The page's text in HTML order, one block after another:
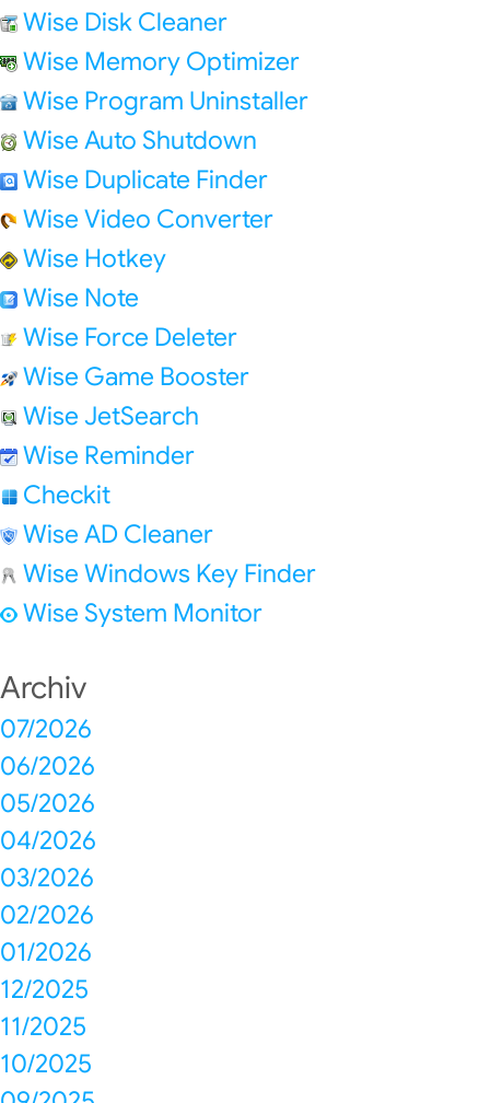
Wise Disk Cleaner
Wise Memory Optimizer
Wise Program Uninstaller
Wise Auto Shutdown
Wise Duplicate Finder
Wise Video Converter
Wise Hotkey
Wise Note
Wise Force Deleter
Wise Game Booster
Wise JetSearch
Wise Reminder
Checkit
Wise AD Cleaner
Wise Windows Key Finder
Wise System Monitor
Archiv
07/2026
06/2026
05/2026
04/2026
03/2026
02/2026
01/2026
12/2025
11/2025
10/2025